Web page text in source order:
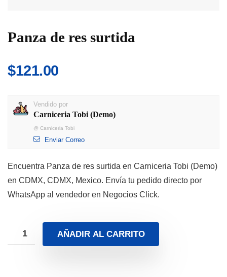
Panza de res surtida
$121.00
Vendido por
Carniceria Tobi (Demo)
@ Carniceria Tobi
Enviar Correo
Encuentra Panza de res surtida en Carniceria Tobi (Demo)
en CDMX, CDMX, Mexico. Envía tu pedido directo por
WhatsApp al vendedor en Negocios Click.
AÑADIR AL CARRITO